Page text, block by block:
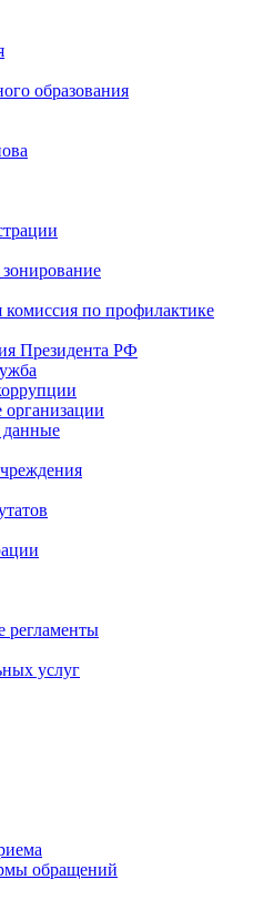
образования
зонирование
по профилактике
Президента РФ
данные
регламенты
услуг
обращений